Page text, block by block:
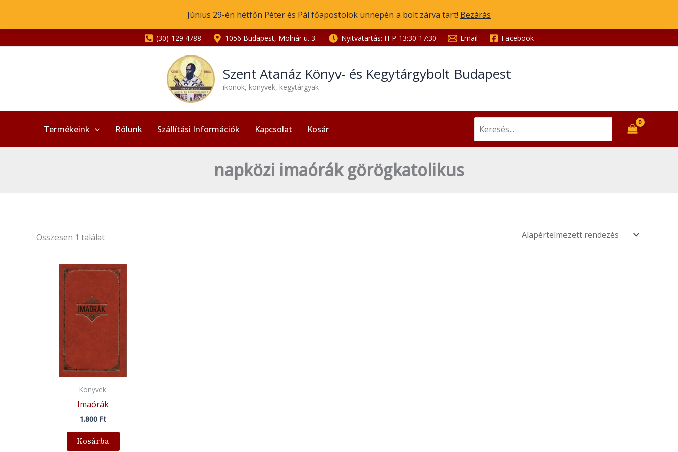
Június 29-én hétfőn Péter és Pál főapostolok ünnepén a bolt zárva tart! Bezárás
content
(30) 129 4788 1056 Budapest, Molnár u. 3. Nyitvatartás: H-P 13:30-17:30 Email Facebook
Szent Atanáz Könyv- és Kegytárgybolt Budapest
ikonok, könyvek, kegytárgyak
Termékeink Rólunk Szállítási Információk Kapcsolat Kosár
for:
napközi imaórák görögkatolikus
Összesen 1 találat
Könyvek
Imaórák
1.800 Ft
Kosárba